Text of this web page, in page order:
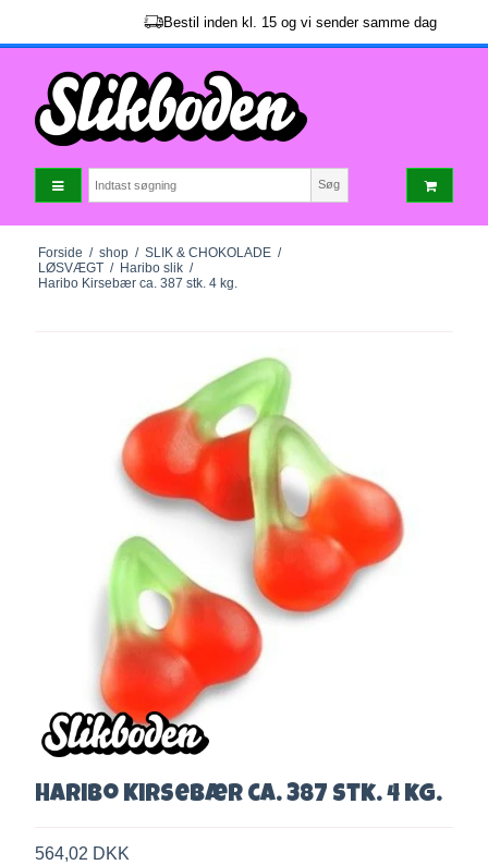
Bestil inden kl. 15 og vi sender samme dag
Søg
Forside / shop / SLIK & CHOKOLADE /
LØSVÆGT / Haribo slik /
Haribo Kirsebær ca. 387 stk. 4 kg.
Haribo Kirsebær ca. 387 stk. 4 kg.
564,02 DKK